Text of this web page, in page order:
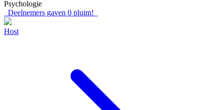
Psychologie
Deelnemers gaven 0 pluim!
Host